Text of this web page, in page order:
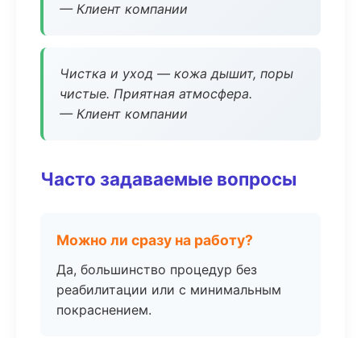
— Клиент компании
Чистка и уход — кожа дышит, поры
чистые. Приятная атмосфера.
— Клиент компании
Часто задаваемые вопросы
Можно ли сразу на работу?
Да, большинство процедур без
реабилитации или с минимальным
покраснением.